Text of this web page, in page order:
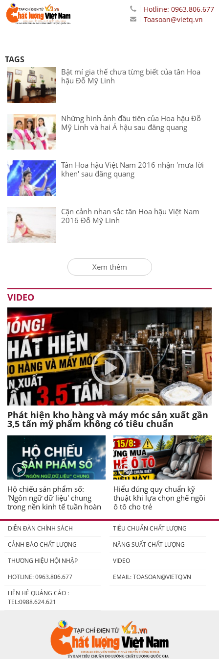
Hotline: 0963.806.677
Toasoan@vietq.vn
TAGS
Bật mí gia thế chưa từng biết của tân Hoa
hậu Đỗ Mỹ Linh
Những hình ảnh đầu tiên của Hoa hậu Đỗ
Mỹ Linh và hai Á hậu sau đăng quang
Tân Hoa hậu Việt Nam 2016 nhận 'mưa lời
khen' sau đăng quang
Cận cảnh nhan sắc tân Hoa hậu Việt Nam
2016 Đỗ Mỹ Linh
Xem thêm
VIDEO
Phát hiện kho hàng và máy móc sản xuất gần
3,5 tấn mỹ phẩm không có tiêu chuẩn
Hộ chiếu sản phẩm số:
'Ngôn ngữ dữ liệu' chung
trong nền kinh tế tuần hoàn
Hiểu đúng quy chuẩn kỹ
thuật khi lựa chọn ghế ngồi
ô tô cho trẻ
DIỄN ĐÀN CHÍNH SÁCH
TIÊU CHUẨN CHẤT LƯỢNG
CẢNH BÁO CHẤT LƯỢNG
NĂNG SUẤT CHẤT LƯỢNG
THƯƠNG HIỆU HỘI NHẬP
VIDEO
HOTLINE: 0963.806.677
EMAIL:TOASOAN@VIETQ.VN
LIÊN HỆ QUẢNG CÁO :
TEL:0988.624.621